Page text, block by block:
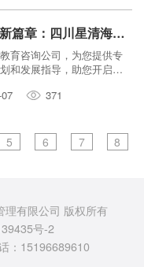
教育咨询新篇章：四川星清海如何赋能您的教育事业？
育咨询公司，为您提供专
和发展指导，助您开启教
371
5 6 7
8
有限公司 版权所有
号-2
：15196689610